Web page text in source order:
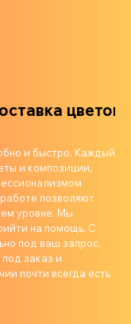
цветов
и быстро. Каждый
и композиции,
позволяют
уровне. Мы
на помощь. С
под ваш запрос,
заказ и
почти всегда есть